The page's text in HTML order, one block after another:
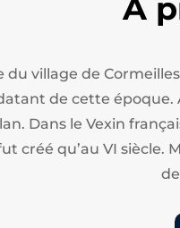
A
du village de
de cette époque.
Dans le Vexin
créé qu’au VI